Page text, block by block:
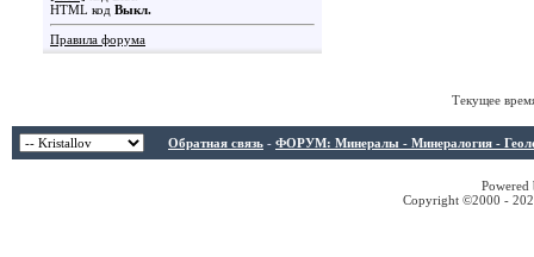
HTML код Выкл.
Правила форума
Текущее
Обратная связь - ФОРУМ: Минералы - Минералогия -
Copyright ©2000 -